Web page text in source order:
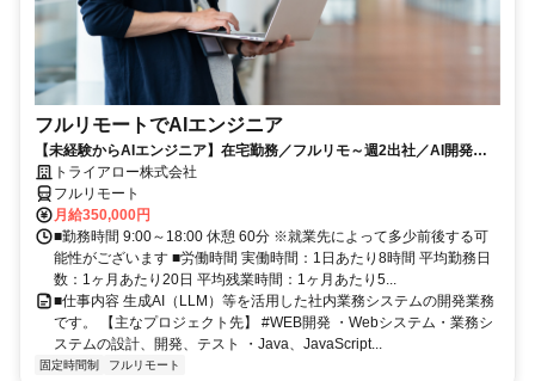
フルリモートでAIエンジニア
【未経験からAIエンジニア】在宅勤務／フルリモ～週2出社／AI開発を
仕事にする
トライアロー株式会社
フルリモート
月給350,000円
■勤務時間 9:00～18:00 休憩 60分 ※就業先によって多少前後する可
能性がございます ■労働時間 実働時間：1日あたり8時間 平均勤務日
数：1ヶ月あたり20日 平均残業時間：1ヶ月あたり5...
■仕事内容 生成AI（LLM）等を活用した社内業務システムの開発業務
です。 【主なプロジェクト先】 #WEB開発 ・Webシステム・業務シ
ステムの設計、開発、テスト ・Java、JavaScript...
固定時間制 フルリモート